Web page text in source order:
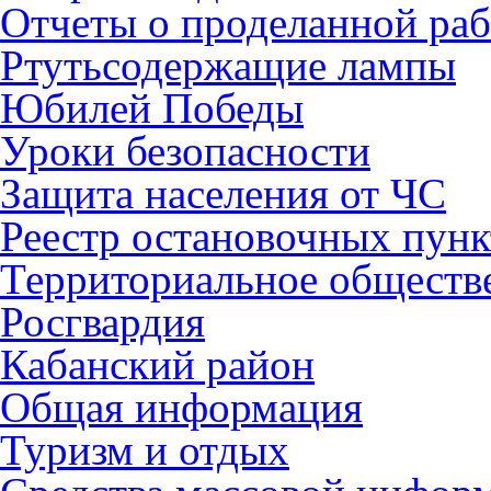
Отчеты о проделанной
Ртутьсодержащие лампы
Юбилей Победы
Уроки безопасности
Защита населения от ЧС
Реестр остановочных
Территориальное
Росгвардия
Кабанский район
Общая информация
Туризм и отдых